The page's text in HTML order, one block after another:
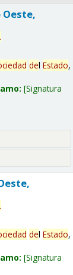
.
del Estado,
Signatura
.
del Estado,
Signatura